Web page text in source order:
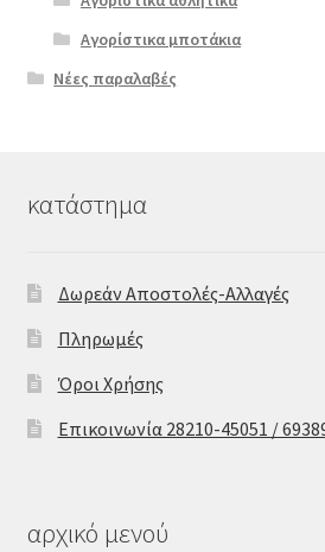
Αγορίστικα μποτάκια
Νέες παραλαβές
κατάστημα
Δωρεάν Αποστολές-Αλλαγές
Πληρωμές
Όροι Χρήσης
Επικοινωνία 28210-45051 /
αρχικό μενού